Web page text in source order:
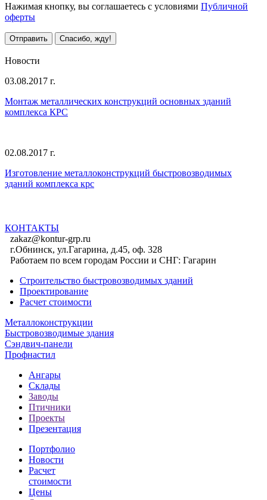
Нажимая кнопку, вы соглашаетесь с условиями Публичной
оферты
Отправить Спасибо, жду!
Новости
03.08.2017 г.
Монтаж металлических конструкций основных зданий
комплекса КРС
02.08.2017 г.
Изготовление металлоконструкций быстровозводимых
зданий комплекса крс
КОНТАКТЫ
zakaz@kontur-grp.ru
г.Обнинск, ул.Гагарина, д.45, оф. 328
Работаем по всем городам России и СНГ: Гагарин
Строительство быстровозводимых зданий
Проектирование
Расчет стоимости
Металлоконструкции
Быстровозводимые здания
Сэндвич-панели
Профнастил
Ангары
Склады
Заводы
Птичники
Проекты
Презентация
Портфолио
Новости
Расчет
стоимости
Цены